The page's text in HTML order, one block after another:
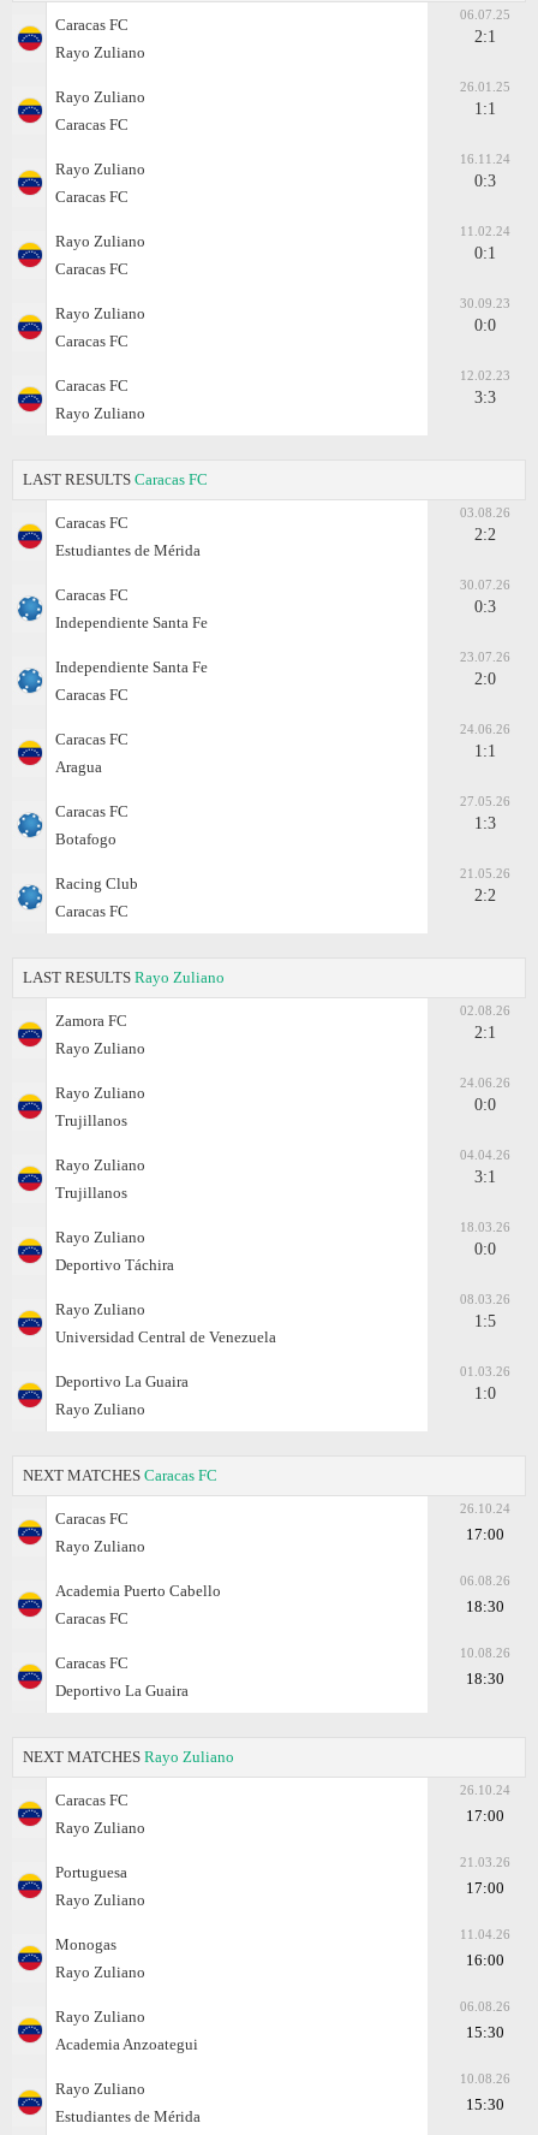
Caracas FC
Rayo Zuliano
06.07.25
2:1
Rayo Zuliano
Caracas FC
26.01.25
1:1
Rayo Zuliano
Caracas FC
16.11.24
0:3
Rayo Zuliano
Caracas FC
11.02.24
0:1
Rayo Zuliano
Caracas FC
30.09.23
0:0
Caracas FC
Rayo Zuliano
12.02.23
3:3
LAST RESULTS Caracas FC
Caracas FC
Estudiantes de Mérida
03.08.26
2:2
Caracas FC
Independiente Santa Fe
30.07.26
0:3
Independiente Santa Fe
Caracas FC
23.07.26
2:0
Caracas FC
Aragua
24.06.26
1:1
Caracas FC
Botafogo
27.05.26
1:3
Racing Club
Caracas FC
21.05.26
2:2
LAST RESULTS Rayo Zuliano
Zamora FC
Rayo Zuliano
02.08.26
2:1
Rayo Zuliano
Trujillanos
24.06.26
0:0
Rayo Zuliano
Trujillanos
04.04.26
3:1
Rayo Zuliano
Deportivo Táchira
18.03.26
0:0
Rayo Zuliano
Universidad Central de Venezuela
08.03.26
1:5
Deportivo La Guaira
Rayo Zuliano
01.03.26
1:0
NEXT MATCHES Caracas FC
Caracas FC
Rayo Zuliano
26.10.24
17:00
Academia Puerto Cabello
Caracas FC
06.08.26
18:30
Caracas FC
Deportivo La Guaira
10.08.26
18:30
NEXT MATCHES Rayo Zuliano
Caracas FC
Rayo Zuliano
26.10.24
17:00
Portuguesa
Rayo Zuliano
21.03.26
17:00
Monogas
Rayo Zuliano
11.04.26
16:00
Rayo Zuliano
Academia Anzoategui
06.08.26
15:30
Rayo Zuliano
Estudiantes de Mérida
10.08.26
15:30